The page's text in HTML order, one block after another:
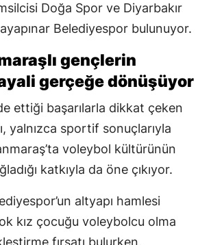
Doğa Spor ve Diyarbakır
Belediyespor bulunuyor.
gençlerin
gerçeğe dönüşüyor
ettiği başarılarla dikkat çeken
yalnızca sportif sonuçlarıyla
voleybol kültürünün
katkıyla da öne çıkıyor.
altyapı hamlesi
kız çocuğu voleybolcu olma